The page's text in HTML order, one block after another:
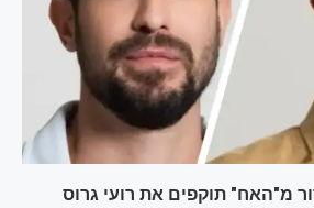
מ"האח" תוקפים את רועי גרוס